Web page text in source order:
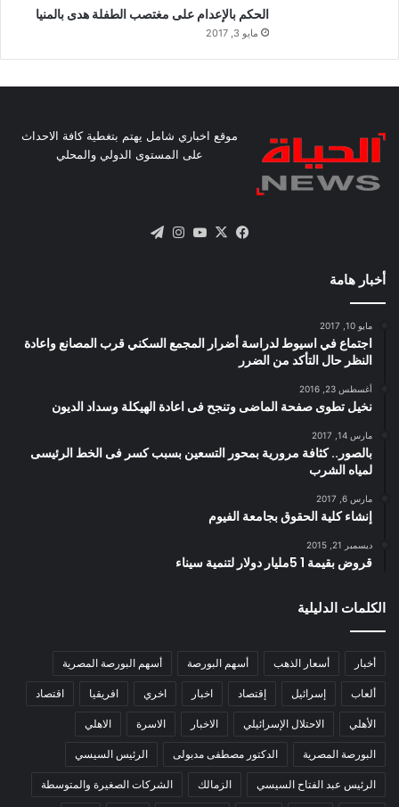
الحكم بالإعدام على مغتصب الطفلة هدى بالمنيا
مايو 3, 2017
موقع اخباري شامل يهتم بتغطية كافة الاحداث
على المستوى الدولي والمحلي
فيسبوك
X يوتيوبانستقرام
أخبار هامة
مايو 10, 2017
اجتماع في اسيوط لدراسة أضرار المجمع السكني قرب المصانع واعادة
النظر حال التأكد من الضرر
أغسطس 23, 2016
نخيل تطوى صفحة الماضى وتنجح فى اعادة الهيكلة وسداد الديون
مارس 14, 2017
بالصور.. كثافة مرورية بمحور التسعين بسبب كسر فى الخط الرئيسى
لمياه الشرب
مارس 6, 2017
إنشاء كلية الحقوق بجامعة الفيوم
ديسمبر 21, 2015
قروض بقيمة 1 5مليار دولار لتنمية سيناء
الكلمات الدليلية
أخبار أسعار الذهب أسهم البورصة أسهم البورصة المصرية
ألعاب إسرائيل إقتصاد اخبار اخري افريقيا اقتصاد
الأهلي الاحتلال الإسرائيلي الاخبار الاسرة الاهلي
البورصة المصرية الدكتور مصطفى مدبولى الرئيس السيسي
الرئيس عبد الفتاح السيسي الزمالك الشركات الصغيرة والمتوسطة